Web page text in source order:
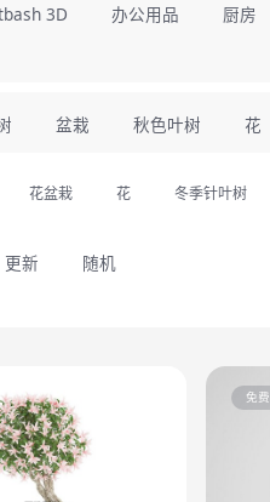
3D 办公用品 厨房
盆栽 秋色叶树 花
花盆栽 花 冬季针叶树
更新 随机
免费